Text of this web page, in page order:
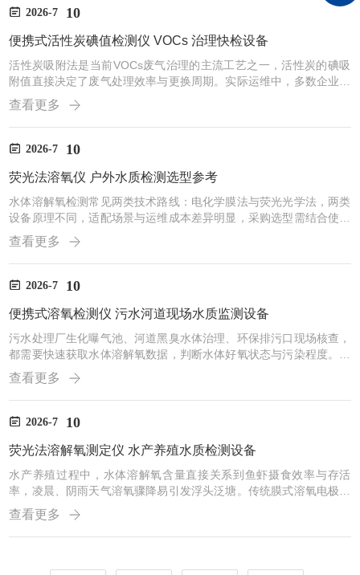
快检需求优化，无需搭建标准实验室，车间、仓库现场即可完成碘值
化方案，试剂使用量少，操作步骤简单，质检人员无需专业实...
2026-7 10
便携式活性炭碘值检测仪 VOCs 治理快检设备
活性炭吸附法是当前VOCs废气治理的主流工艺之一，活性炭的碘吸
附值直接决定了废气处理效率与更换周期。实际运维中，多数企业只
能凭借运行时长、废气浓度变化判断活性炭状态，缺乏现场快速检测
手段；传统实验室滴定法操作流程繁琐，需要水浴、滴定等多步实
验，采样后送检周期长，难以及时指导活性炭更换，容易出现耗材浪
费或废气超标风险。针对废气治理现场检测需求，山东天众环保推出
容、比色可在同一容器内完成，无需复杂实验器材，在废气处...
查看更多
2026-7 10
荧光法溶氧仪 户外水质检测选型参考
水体溶解氧检测常见两类技术路线：电化学膜法与荧光光学法，两类
设备原理不同，适配场景与运维成本差异明显，采购选型需结合使用
场景、检测频次、水体工况综合判断。电化学膜法溶氧仪依靠电极透
过膜与电解液反应获取数值，前期采购成本较低，但需要定期更换膜
片与电解液，测量过程会消耗氧气，对水体流速、搅拌状态有要求，
污水、高杂质水体中探头易被污染堵塞，适合实验室、清水等工况稳
不受水流搅拌限制，无需电解液与膜片，日常仅需清洁探头表面，
维...
查看更多
2026-7 10
便携式溶氧检测仪 污水河道现场水质监测设备
污水处理厂生化曝气池、河道黑臭水体治理、环保排污口现场核查，
都需要快速获取水体溶解氧数据，判断水体好氧状态与污染程度。传
统实验室溶氧检测需要采样后带回化验室，数据滞后性强；普通电极
式溶氧仪野外使用时，易受污水中悬浮物、化学物质附着干扰，探头
维护频繁，外勤多点采样效率偏低。山东天众环保便携式荧光法溶解
氧测定仪，针对户外污水监测场景优化，采用光学荧光检测技术，无
抗干扰能力较好。检测过程不受水流搅拌条件限制，取样后即可读
数...
查看更多
2026-7 10
荧光法溶解氧测定仪 水产养殖水质检测设备
水产养殖过程中，水体溶解氧含量直接关系到鱼虾摄食效率与存活
率，凌晨、阴雨天气溶氧骤降易引发浮头泛塘。传统膜式溶氧电极需
要定期更换膜片与电解液，野外塘口操作不便，且易受水体泥沙、藻
类附着影响，长时间浸泡后数值漂移明显，频繁校准也增加了日常运
维工作量。针对塘口户外检测的实际需求，山东天众环保推出便携式
氧气，不易受水流速度、水中悬浮物干扰，无需配套电解液，日常耗
查看更多